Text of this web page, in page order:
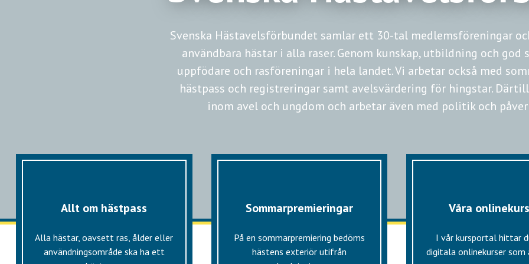
Svenska Hästavelsförbundet samlar ett 30-tal medlemsföreningar
användbara hästar i alla raser. Genom kunskap, utbildning och
uppfödare och rasföreningar i hela landet. Vi arbetar också med
hästpass och registreringar samt avelsvärdering för hingstar.
inom avel och ungdom och arbetar även med politik och
Allt om hästpass
Alla hästar, oavsett ras, ålder eller
användningsområde ska ha ett
Sommarpremieringar
På en sommarpremiering bedöms
hästens exteriör utifrån
Våra
I vår kursportal hittar
digitala onlinekurser som